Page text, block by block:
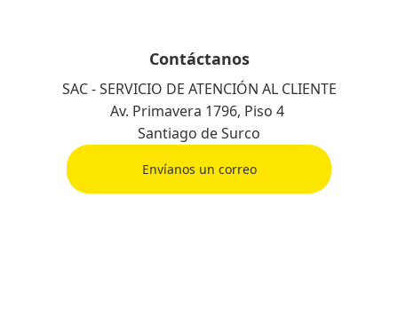
Contáctanos
SAC - SERVICIO DE ATENCIÓN AL CLIENTE
Av. Primavera 1796, Piso 4
Santiago de Surco
Envíanos un correo